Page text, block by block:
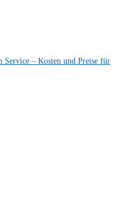
Service – Kosten und Preise für